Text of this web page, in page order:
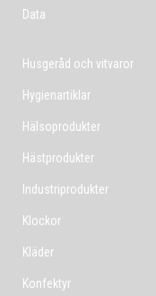
Data
Husgeråd och vitvaror
Hygienartiklar
Hälsoprodukter
Hästprodukter
Industriprodukter
Klockor
Kläder
Konfektyr